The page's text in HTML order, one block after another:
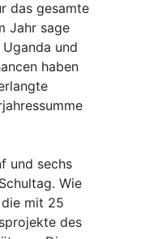
das gesamte
Jahr sage
und
haben
und sechs
Wie
mit 25
des